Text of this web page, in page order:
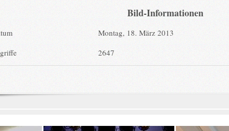
Bild-Informationen
Montag, 18. März 2013
2647